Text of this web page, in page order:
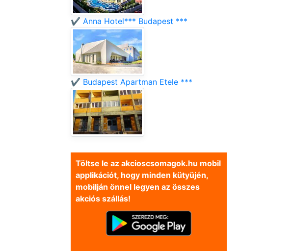
✔️ Anna Hotel*** Budapest ***
✔️ Budapest Apartman Etele ***
Töltse le az akcioscsomagok.hu mobil
applikációt, hogy minden kütyüjén,
mobilján önnel legyen az összes
akciós szállás!